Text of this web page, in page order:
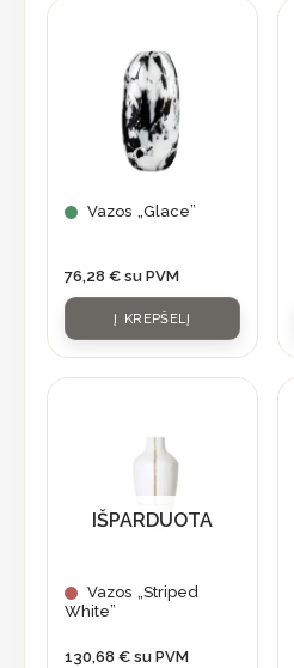
Vazos „Glace”
76,28 € su PVM
Į KREPŠELĮ
IŠPARDUOTA
Vazos „Striped
White”
130,68 € su PVM